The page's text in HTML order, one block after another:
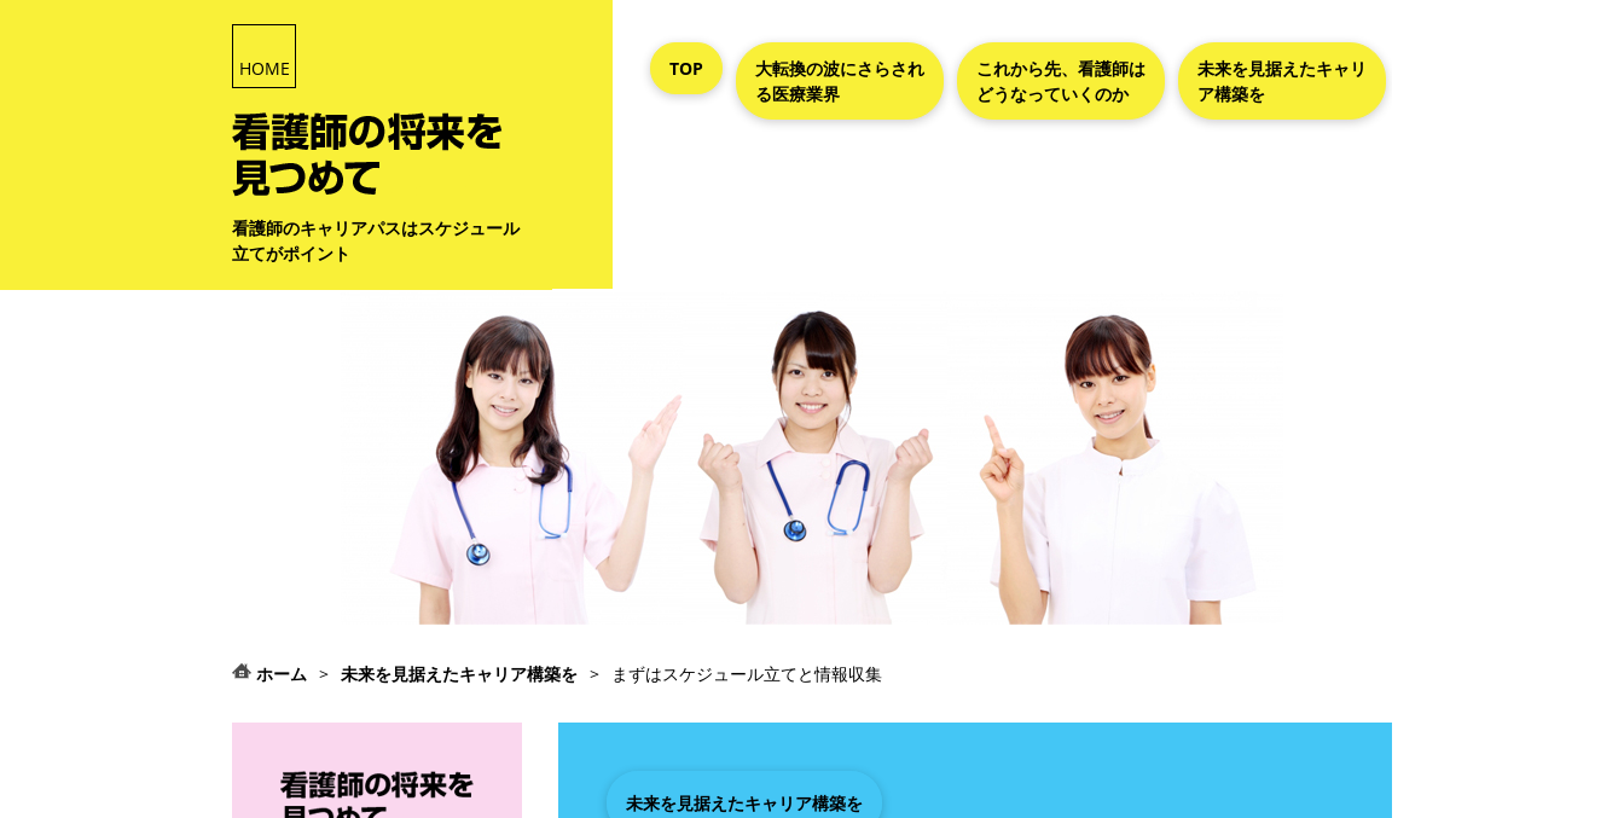
HOME
看護師のキャリアパスはスケジュール
立てがポイント
TOP
大転換の波にさらされ
る医療業界
これから先、看護師は
どうなっていくのか
未来を見据えたキャリ
ア構築を
ホーム > 未来を見据えたキャリア構築を > まずはスケジュール立てと情報収集
未来を見据えたキャリア構築を